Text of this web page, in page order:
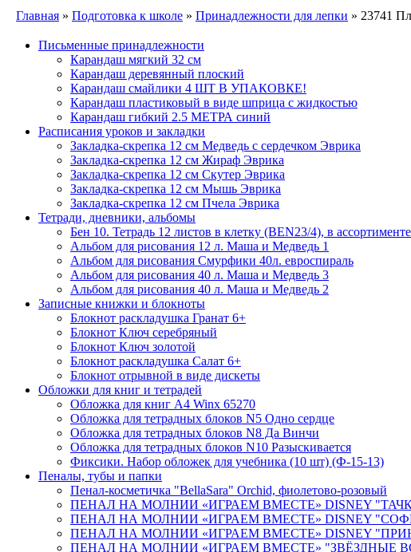
Главная » Подготовка к школе » Принадлежности для лепки » 23741
Письменные принадлежности
Карандаш мягкий 32 см
Карандаш деревянный плоский
Карандаш смайлики 4 ШТ В УПАКОВКЕ!
Карандаш пластиковый в виде шприца с жидкостью
Карандаш гибкий 2.5 МЕТРА синий
Расписания уроков и закладки
Закладка-скрепка 12 см Медведь с сердечком Эврика
Закладка-скрепка 12 см Жираф Эврика
Закладка-скрепка 12 см Скутер Эврика
Закладка-скрепка 12 см Мышь Эврика
Закладка-скрепка 12 см Пчела Эврика
Тетради, дневники, альбомы
Бен 10. Тетрадь 12 листов в клетку (BEN23/4), в ассортименте
Альбом для рисования 12 л. Маша и Медведь 1
Альбом для рисования Смурфики 40л. евроспираль
Альбом для рисования 40 л. Маша и Медведь 3
Альбом для рисования 40 л. Маша и Медведь 2
Записные книжки и блокноты
Блокнот раскладушка Гранат 6+
Блокнот Ключ серебряный
Блокнот Ключ золотой
Блокнот раскладушка Салат 6+
Блокнот отрывной в виде дискеты
Обложки для книг и тетрадей
Обложка для книг А4 Winx 65270
Обложка для тетрадных блоков N5 Одно сердце
Обложка для тетрадных блоков N8 Да Винчи
Обложка для тетрадных блоков N10 Разыскивается
Фиксики. Набор обложек для учебника (10 шт) (Ф-15-13)
Пеналы, тубы и папки
Пенал-косметичка "BellaSara" Orchid, фиолетово-розовый
ПЕНАЛ НА МОЛНИИ «ИГРАЕМ ВМЕСТЕ» DISNEY
ПЕНАЛ НА МОЛНИИ «ИГРАЕМ ВМЕСТЕ» DISNEY
ПЕНАЛ НА МОЛНИИ «ИГРАЕМ ВМЕСТЕ» DISNEY
ПЕНАЛ НА МОЛНИИ «ИГРАЕМ ВМЕСТЕ» "ЗВЁЗДНЫЕ